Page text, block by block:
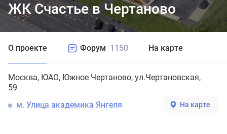
О проекте Форум 1150 На карте
Москва ЮАО Южное Чертаново ул.Чертановская,
59
м. Улица академика Янгеля
На карте
ЖК Счастье в Чертаново